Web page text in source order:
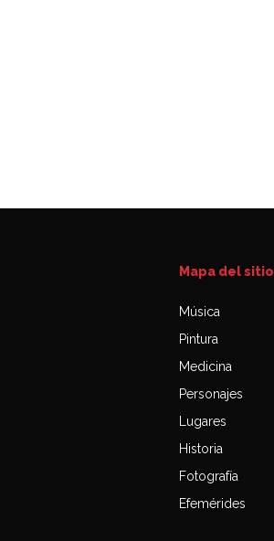
Mapa del sitio
Música
Pintura
Medicina
Personajes
Lugares
Historia
Fotografía
Efemérides